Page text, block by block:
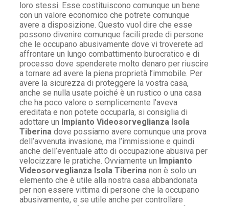
loro stessi. Esse costituiscono comunque un bene
con un valore economico che potrete comunque
avere a disposizione. Questo vuol dire che esse
possono divenire comunque facili prede di persone
che le occupano abusivamente dove vi troverete ad
affrontare un lungo combattimento burocratico e di
processo dove spenderete molto denaro per riuscire
a tornare ad avere la piena proprietà l’immobile. Per
avere la sicurezza di proteggere la vostra casa,
anche se nulla usate poiché è un rustico o una casa
che ha poco valore o semplicemente l’aveva
ereditata e non potete occuparla, si consiglia di
adottare un Impianto Videosorveglianza Isola
Tiberina dove possiamo avere comunque una prova
dell’avvenuta invasione, ma l’immissione e quindi
anche dell’eventuale atto di occupazione abusiva per
velocizzare le pratiche. Ovviamente un Impianto
Videosorveglianza Isola Tiberina non è solo un
elemento che è utile alla nostra casa abbandonata
per non essere vittima di persone che la occupano
abusivamente, e se utile anche per controllare